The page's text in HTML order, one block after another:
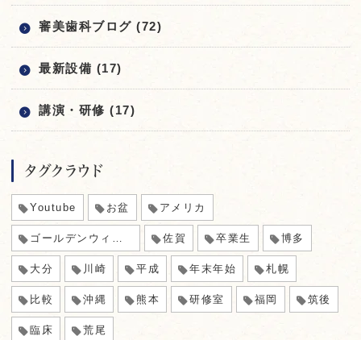
審美歯科ブログ (72)
最新設備 (17)
講演・研修 (17)
タグクラウド
Youtube お盆 アメリカ
ゴールデンウィーク 佐賀 卒業生 博多
大分 川崎 平成 年末年始 札幌
比較 沖縄 熊本 研修室 福岡 筑後
臨床 荒尾